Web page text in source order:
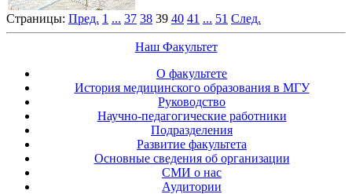
Страницы: Пред. 1 ... 37 38 39 40 41 ... 51 След.
Наш Факультет
О факультете
История медицинского образования в МГУ
Руководство
Научно-педагогические работники
Подразделения
Развитие факультета
Основные сведения об организации
СМИ о нас
Аудитории